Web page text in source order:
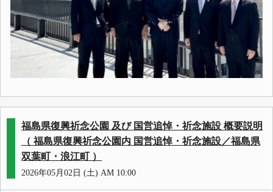
福島県復興祈念公園 及び 国営追悼・祈念施設 概要説明
（ 福島県復興祈念公園内 国営追悼・祈念施設／福島県
双葉町・浪江町 ）
2026年05月02日 (土) AM 10:00